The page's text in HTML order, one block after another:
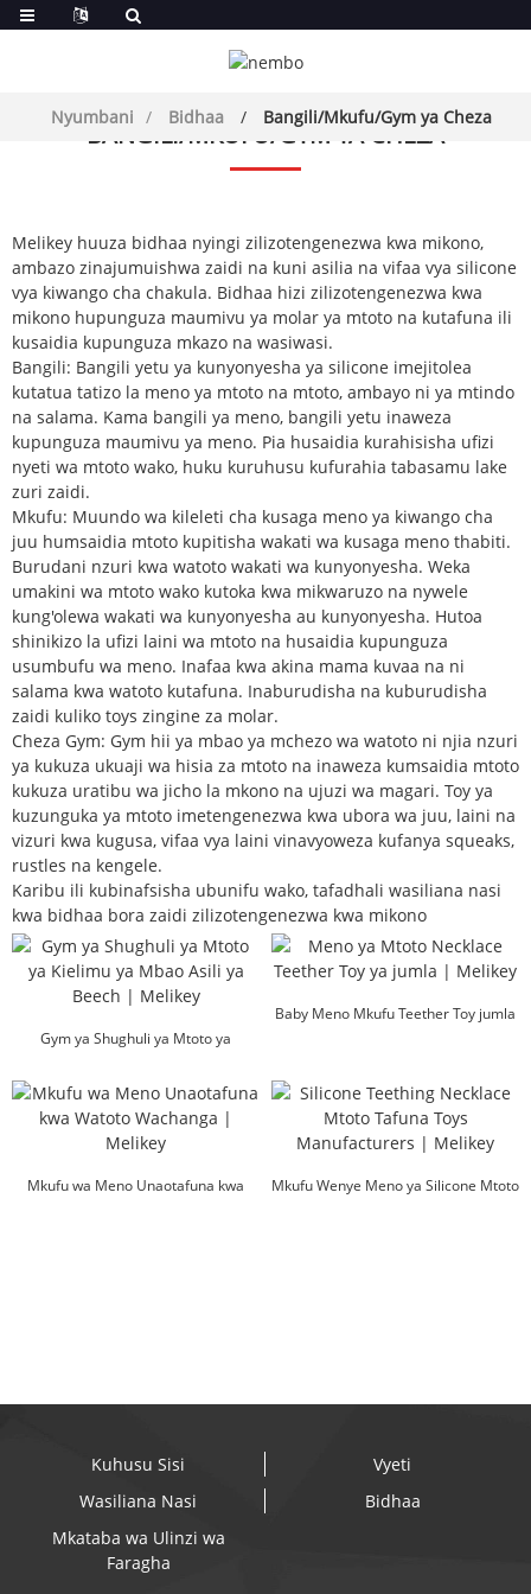
Nyumbani Bidhaa Bangili/Mkufu/Gym ya Cheza
BANGILI/MKUFU/GYM YA CHEZA
Melikey huuza bidhaa nyingi zilizotengenezwa kwa mikono,
ambazo zinajumuishwa zaidi na kuni asilia na vifaa vya silicone
vya kiwango cha chakula. Bidhaa hizi zilizotengenezwa kwa
mikono hupunguza maumivu ya molar ya mtoto na kutafuna ili
kusaidia kupunguza mkazo na wasiwasi.
Bangili: Bangili yetu ya kunyonyesha ya silicone imejitolea
kutatua tatizo la meno ya mtoto na mtoto, ambayo ni ya mtindo
na salama. Kama bangili ya meno, bangili yetu inaweza
kupunguza maumivu ya meno. Pia husaidia kurahisisha ufizi
nyeti wa mtoto wako, huku kuruhusu kufurahia tabasamu lake
zuri zaidi.
Mkufu: Muundo wa kileleti cha kusaga meno ya kiwango cha
juu humsaidia mtoto kupitisha wakati wa kusaga meno thabiti.
Burudani nzuri kwa watoto wakati wa kunyonyesha. Weka
umakini wa mtoto wako kutoka kwa mikwaruzo na nywele
kung'olewa wakati wa kunyonyesha au kunyonyesha. Hutoa
shinikizo la ufizi laini wa mtoto na husaidia kupunguza
usumbufu wa meno. Inafaa kwa akina mama kuvaa na ni
salama kwa watoto kutafuna. Inaburudisha na kuburudisha
zaidi kuliko toys zingine za molar.
Cheza Gym: Gym hii ya mbao ya mchezo wa watoto ni njia nzuri
ya kukuza ukuaji wa hisia za mtoto na inaweza kumsaidia mtoto
kukuza uratibu wa jicho la mkono na ujuzi wa magari. Toy ya
kuzunguka ya mtoto imetengenezwa kwa ubora wa juu, laini na
vizuri kwa kugusa, vifaa vya laini vinavyoweza kufanya squeaks,
rustles na kengele.
Karibu ili kubinafsisha ubunifu wako, tafadhali wasiliana nasi
kwa bidhaa bora zaidi zilizotengenezwa kwa mikono
Gym ya Shughuli ya Mtoto ya
Baby Meno Mkufu Teether Toy jumla
Mkufu wa Meno Unaotafuna kwa
Mkufu Wenye Meno ya Silicone Mtoto
Kuhusu Sisi
Vyeti
Wasiliana Nasi
Bidhaa
Mkataba wa Ulinzi wa
Faragha